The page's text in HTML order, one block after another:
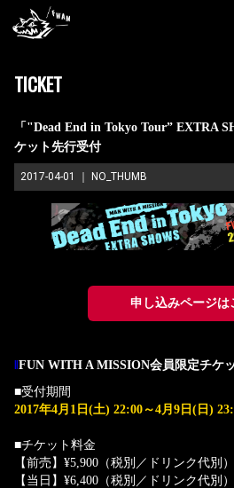
TICKET
「"Dead End in Tokyo Tour” EXTRA
ケット先行受付
2017-04-01 NO_THUMB
申し込みページは
FUN WITH A MISSION会員限定チケ
■受付期間
2017年4月1日(土) 22:00～4月9日(日)
■チケット料金
【前売】¥5,900（税別／ドリンク代別）
【当日】¥6,400（税別／ドリンク代別）